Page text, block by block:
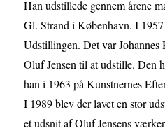
Han udstillede gennem årene
Gl. Strand i København. I
Udstillingen. Det var Johannes
Oluf Jensen til at udstille. Den
han i 1963 på Kunstnernes
I 1989 blev der lavet en stor
et udsnit af Oluf Jensens